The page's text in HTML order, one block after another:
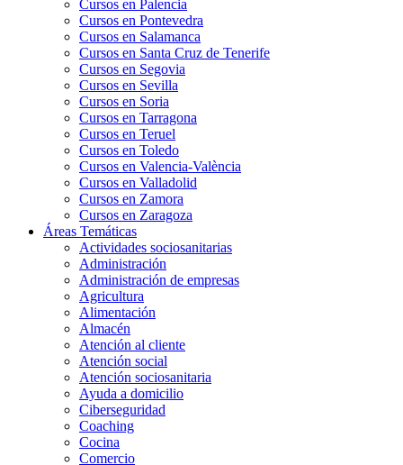
Cursos en Palencia
Cursos en Pontevedra
Cursos en Salamanca
Cursos en Santa Cruz de Tenerife
Cursos en Segovia
Cursos en Sevilla
Cursos en Soria
Cursos en Tarragona
Cursos en Teruel
Cursos en Toledo
Cursos en Valencia-València
Cursos en Valladolid
Cursos en Zamora
Cursos en Zaragoza
Áreas Temáticas
Actividades sociosanitarias
Administración
Administración de empresas
Agricultura
Alimentación
Almacén
Atención al cliente
Atención social
Atención sociosanitaria
Ayuda a domicilio
Ciberseguridad
Coaching
Cocina
Comercio